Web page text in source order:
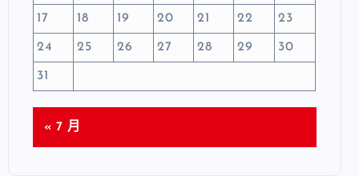
17 18 19 20 21 22 23
24 25 26 27 28 29 30
31
« 7 月